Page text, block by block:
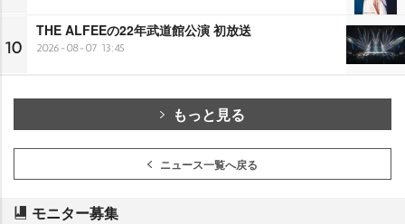
10
THE ALFEEの22年武道館公演 初放送
2026-08-07 13:45
もっと見る
ニュース一覧へ戻る
モニター募集